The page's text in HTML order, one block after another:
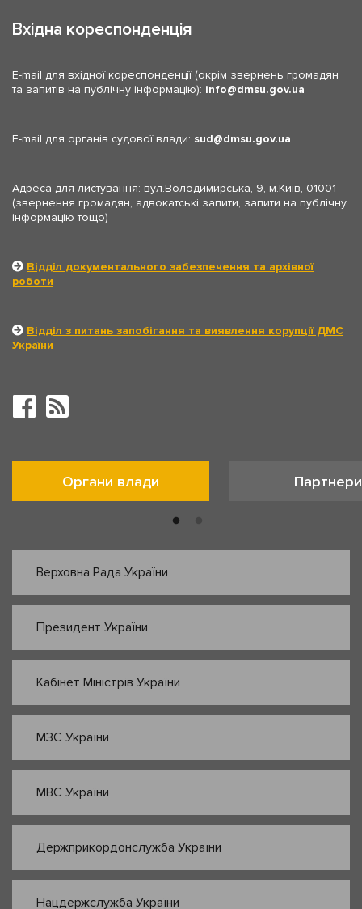
Вхідна кореспонденція
E-mail для вхідної кореспонденції (окрім звернень громадян
та запитів на публічну інформацію): info dmsu.gov.ua
E-mail для органів судової влади: sud dmsu.gov.ua
Адреса для листування: вул.Володимирська, 9, м.Київ, 01001
(звернення громадян, адвокатські запити, запити на публічну
інформацію тощо)
Відділ документального забезпечення та архівної
роботи
Відділ з питань запобігання та виявлення корупції ДМС
України
Органи влади Партнери
Верховна Рада України
Президент України
Кабінет Міністрів України
МЗС України
МВС України
Держприкордонслужба України
Нацдержслужба України